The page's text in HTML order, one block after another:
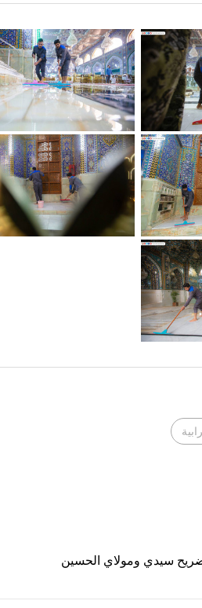
سيدي ومولاي الحسين